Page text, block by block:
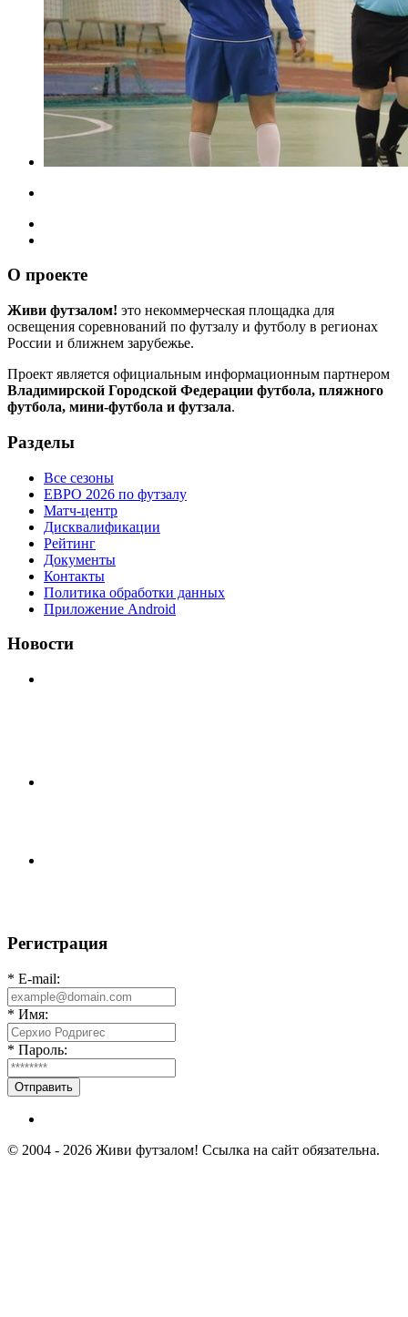
О проекте
Живи футзалом! это некоммерческая площадка для
освещения соревнований по футзалу и футболу в регионах
России и ближнем зарубежье.
Проект является официальным информационным партнером
Владимирской Городской Федерации футбола, пляжного
футбола, мини-футбола и футзала.
Разделы
Все сезоны
ЕВРО 2026 по футзалу
Матч-центр
Дисквалификации
Рейтинг
Документы
Контакты
Политика обработки данных
Приложение Android
Новости
Регистрация
* E-mail:
* Имя:
* Пароль:
Отправить
© 2004 - 2026 Живи футзалом! Ссылка на сайт обязательна.